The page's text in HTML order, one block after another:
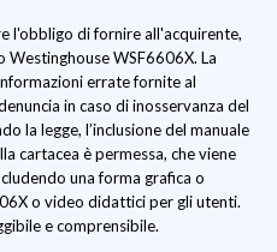
l'obbligo di fornire all'acquirente,
Westinghouse WSF6606X. La
errate fornite al
in caso di inosservanza del
la legge, l’inclusione del manuale
cartacea è permessa, che viene
una forma grafica o
o video didattici per gli utenti.
e comprensibile.